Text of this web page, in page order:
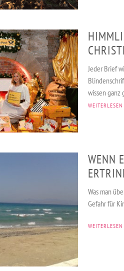
Jeder Brief
wissen ganz
WEITERLESEN
WENN
Was man
Gefahr für
WEITERLESEN